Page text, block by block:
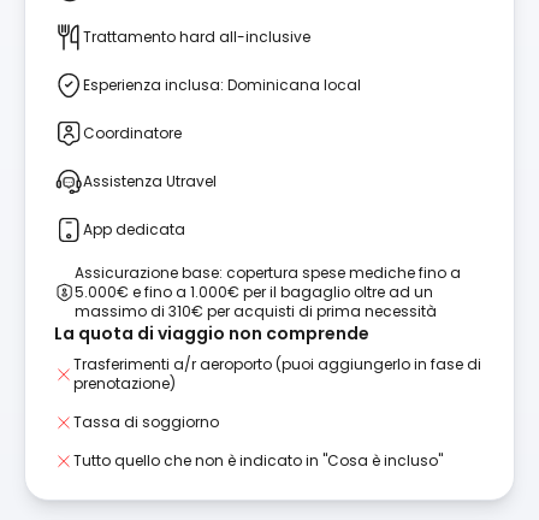
Trattamento hard all-inclusive
Esperienza inclusa: Dominicana local
Coordinatore
Assistenza Utravel
App dedicata
Assicurazione base: copertura spese mediche fino a
5.000€ e fino a 1.000€ per il bagaglio oltre ad un
massimo di 310€ per acquisti di prima necessità
La quota di viaggio non comprende
Trasferimenti a/r aeroporto (puoi aggiungerlo in fase di
prenotazione)
Tassa di soggiorno
Tutto quello che non è indicato in "Cosa è incluso"